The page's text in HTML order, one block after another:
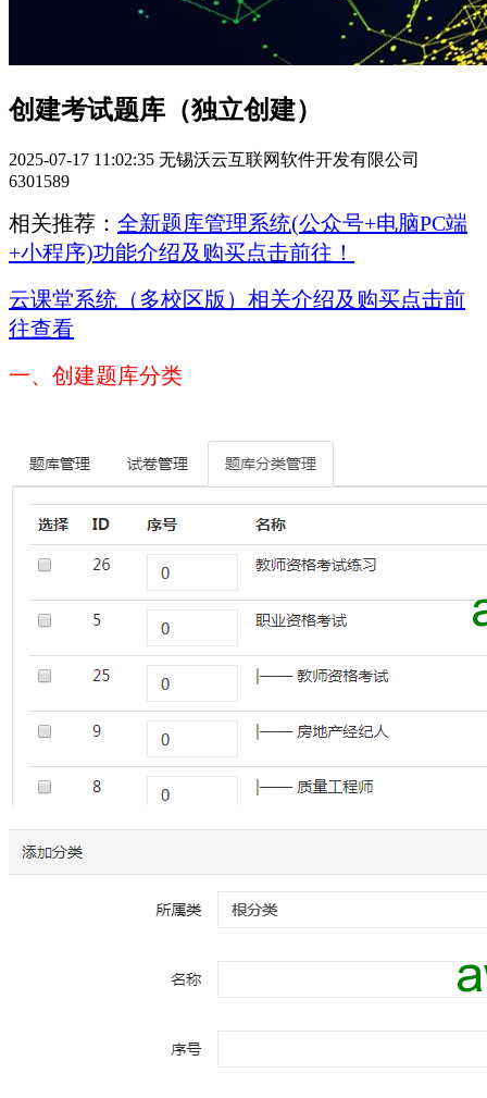
创建考试题库（独立创建）
2025-07-17 11:02:35 无锡沃云互联网软件开发有限公司
6301589
相关推荐： 全新题库管理系统(公众号+电脑PC端
+小程序)功能介绍及购买点击前往！
云课堂系统（多校区版）相关介绍及购买点击前
往查看
一、创建题库分类